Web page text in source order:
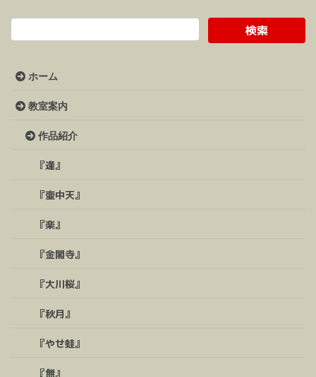
ホーム
教室案内
作品紹介
『逢』
『壷中天』
『楽』
『金閣寺』
『大川桜』
『秋月』
『やせ蛙』
『無』